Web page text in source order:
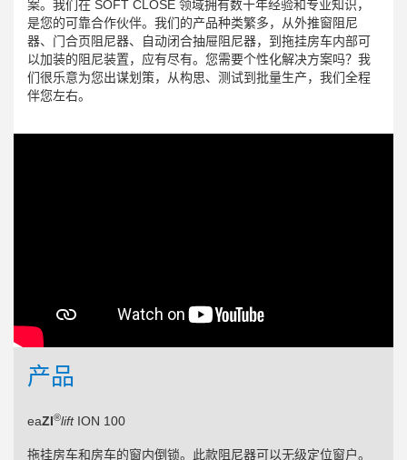
案。我们在 SOFT CLOSE 领域拥有数十年经验和专业知识，
是您的可靠合作伙伴。我们的产品种类繁多，从外推窗阻尼
器、门合页阻尼器、自动闭合抽屉阻尼器，到拖挂房车内部可
以加装的阻尼装置，应有尽有。您需要个性化解决方案吗？我
们很乐意为您出谋划策，从构思、测试到批量生产，我们全程
伴您左右。
产品
eaZI®liftION 100
拖挂房车和房车的窗内倒锁。此款阻尼器可以无级定位窗户。